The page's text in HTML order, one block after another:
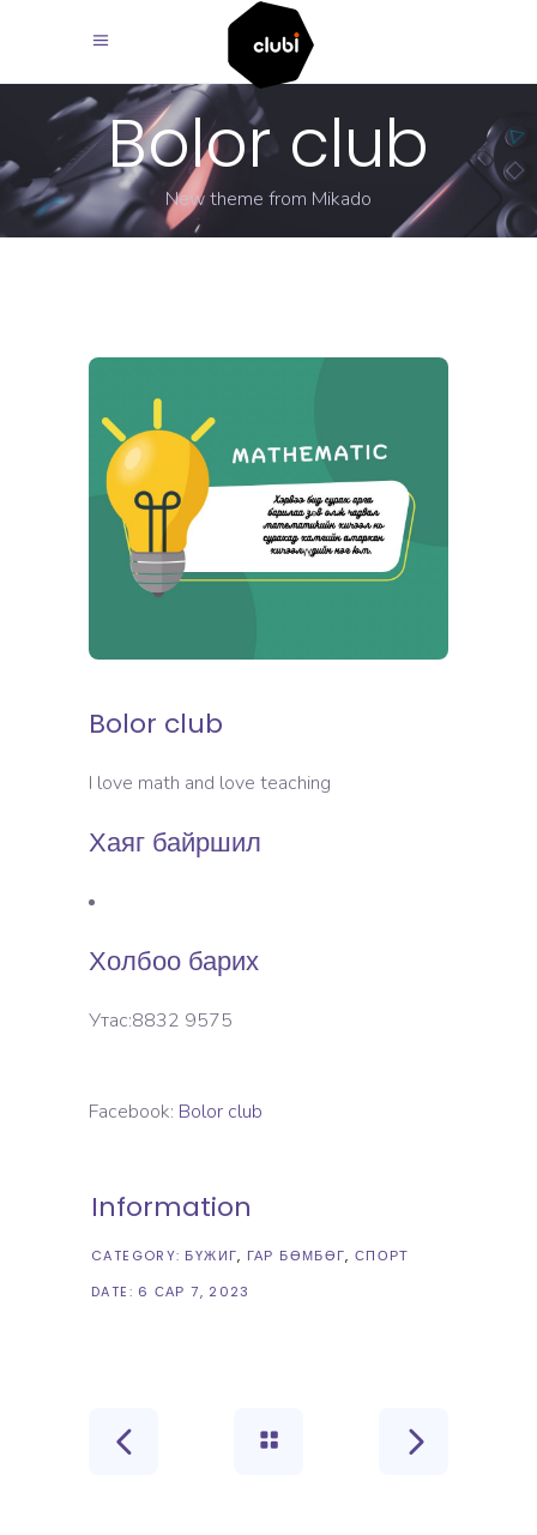
Bolor club
New theme from Mikado
Bolor club
I love math and love teaching
Хаяг байршил
Холбоо барих
Утас:8832 9575
Facebook: Bolor club
Information
CATEGORY: БҮЖИГ ГАР БӨМБӨГ СПОРТ
DATE: 6 САР 7, 2023